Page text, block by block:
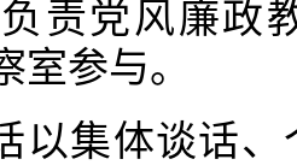
责党风廉政
室参与。
以集体谈话